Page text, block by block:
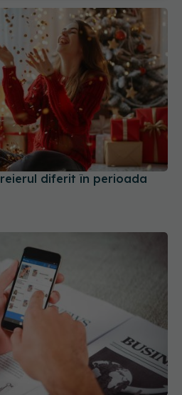
diferit în perioada